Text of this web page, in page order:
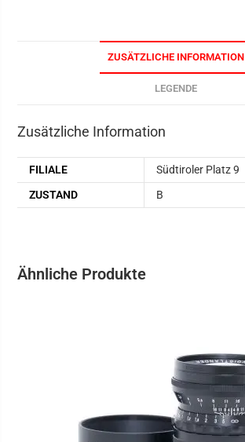
ZUSÄTZLICHE INFORMATION
LEGENDE
Zusätzliche Information
FILIALE
Südtiroler Platz 9
ZUSTAND
B
Ähnliche Produkte